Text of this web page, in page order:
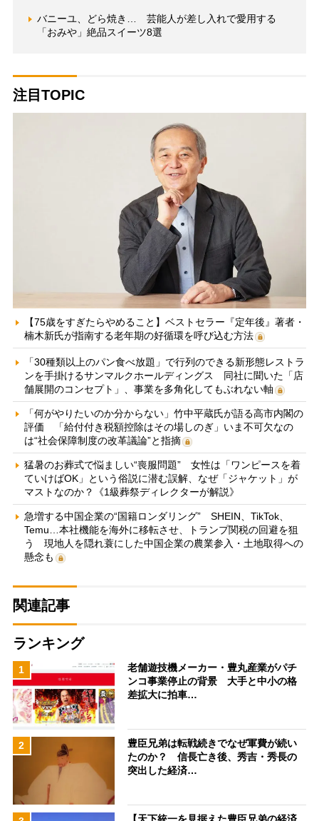
バニーユ、どら焼き… 芸能人が差し入れで愛用する
「おみや」絶品スイーツ8選
注目TOPIC
【75歳をすぎたらやめること】ベストセラー『定年後』著者・
楠木新氏が指南する老年期の好循環を呼び込む方法
「30種類以上のパン食べ放題」で行列のできる新形態レストラ
ンを手掛けるサンマルクホールディングス 同社に聞いた「店
舗展開のコンセプト」、事業を多角化してもぶれない軸
「何がやりたいのか分からない」竹中平蔵氏が語る高市内閣の
評価 「給付付き税額控除はその場しのぎ」いま不可欠なの
は“社会保障制度の改革議論”と指摘
猛暑のお葬式で悩ましい“喪服問題” 女性は「ワンピースを着
ていけばOK」という俗説に潜む誤解、なぜ「ジャケット」が
マストなのか？《1級葬祭ディレクターが解説》
急増する中国企業の“国籍ロンダリング” SHEIN、TikTok、
Temu…本社機能を海外に移転させ、トランプ関税の回避を狙
う 現地人を隠れ蓑にした中国企業の農業参入・土地取得への
懸念も
関連記事
ランキング
1
老舗遊技機メーカー・豊丸産業がパチ
ンコ事業停止の背景 大手と中小の格
差拡大に拍車…
2
豊臣兄弟は転戦続きでなぜ軍費が続い
たのか？ 信長亡き後、秀吉・秀長の
突出した経済…
【天下統一を見据えた豊臣兄弟の経済